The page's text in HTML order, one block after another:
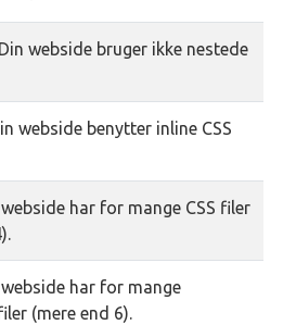
webside bruger ikke nestede
webside benytter inline CSS
har for mange CSS filer
har for mange
(mere end 6).